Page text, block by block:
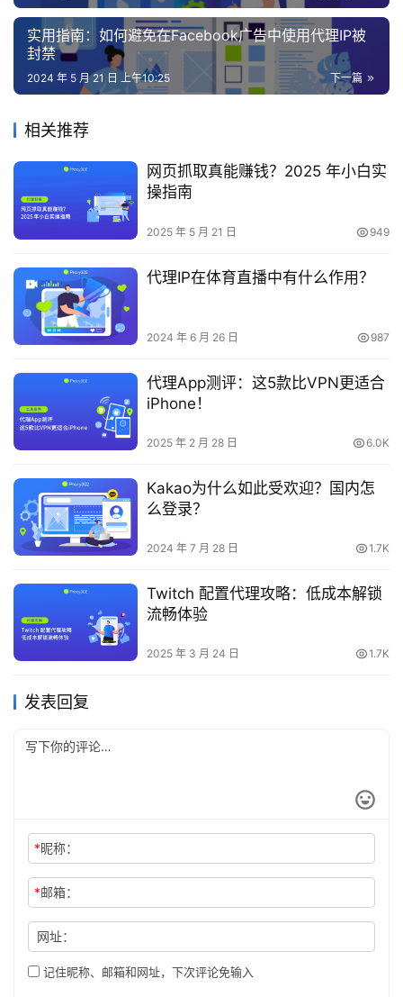
实用指南：如何避免在Facebook广告中使用代理IP被
封禁
下一篇
2024 年 5 月 21 日 上午10:25
相关推荐
网页抓取真能赚钱？2025 年小白实
操指南
2025 年 5 月 21 日 949
代理IP在体育直播中有什么作用？
2024 年 6 月 26 日 987
代理App测评：这5款比VPN更适合
iPhone！
2025 年 2 月 28 日 6.0K
Kakao为什么如此受欢迎？国内怎
么登录？
2024 年 7 月 28 日 1.7K
Twitch 配置代理攻略：低成本解锁
流畅体验
2025 年 3 月 24 日 1.7K
发表回复
*昵称：
*邮箱：
网址：
记住昵称、邮箱和网址，下次评论免输入